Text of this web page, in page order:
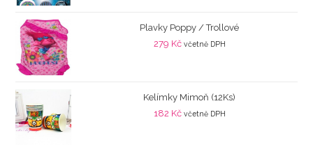
Plavky Poppy / Trollové
279 Kč včetně DPH
Kelímky Mimoň (12Ks)
182 Kč včetně DPH